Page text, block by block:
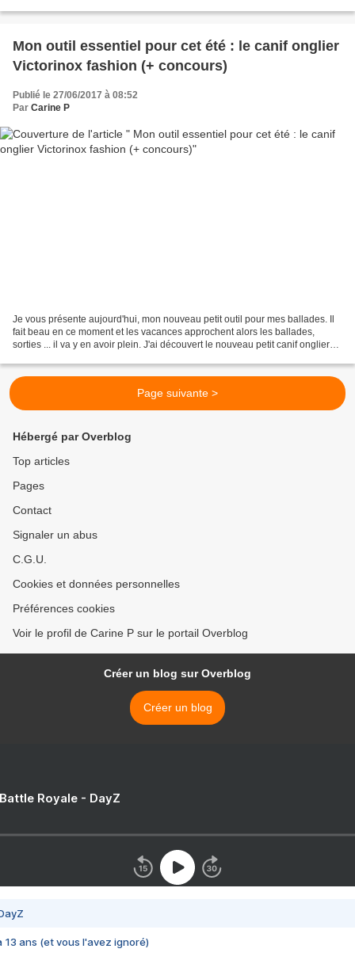
Mon outil essentiel pour cet été : le canif onglier
Victorinox fashion (+ concours)
Publié le 27/06/2017 à 08:52
Par Carine P
Je vous présente aujourd'hui, mon nouveau petit outil pour mes ballades. Il
fait beau en ce moment et les vacances approchent alors les ballades,
sorties ... il va y en avoir plein. J'ai découvert le nouveau petit canif onglier
Page suivante >
Hébergé par Overblog
Top articles
Pages
Contact
Signaler un abus
C.G.U.
Cookies et données personnelles
Préférences cookies
Voir le profil de Carine P sur le portail Overblog
Créer un blog sur Overblog
Créer un blog
Royale - DayZ
13 ans (et vous l'avez ignoré)